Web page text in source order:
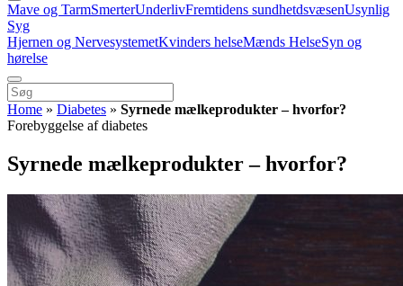
Mave og TarmSmerterUnderlivFremtidens sundhetdsvæsenUsynlig
Syg
Hjernen og NervesystemetKvinders helseMænds HelseSyn og
hørelse
Home » Diabetes » Syrnede mælkeprodukter – hvorfor?
Forebyggelse af diabetes
Syrnede mælkeprodukter – hvorfor?